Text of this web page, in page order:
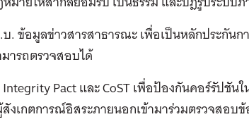
. ข้อมูลข่าวสารสาธารณะ เพื่อเป็นหลักประกันก
ารถตรวจสอบได้
Pact และ CoST เพื่อป้องกันคอร์รัปชัน
งเกตการณ์อิสระภายนอกเข้ามาร่วมตรวจสอบ